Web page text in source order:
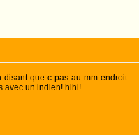
que c pas au mm endroit
avec un indien! hihi!